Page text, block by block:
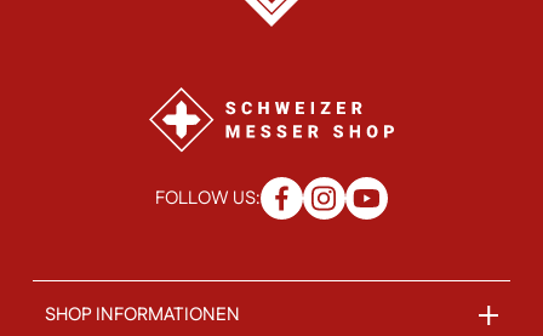
FOLLOW US:
SHOP INFORMATIONEN